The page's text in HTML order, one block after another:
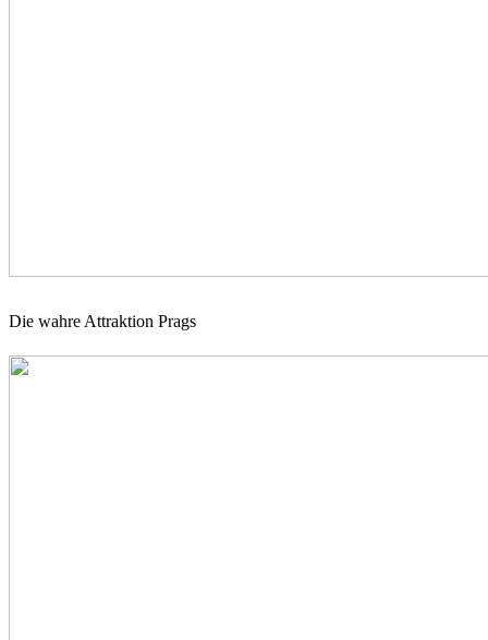
Die wahre Attraktion Prags